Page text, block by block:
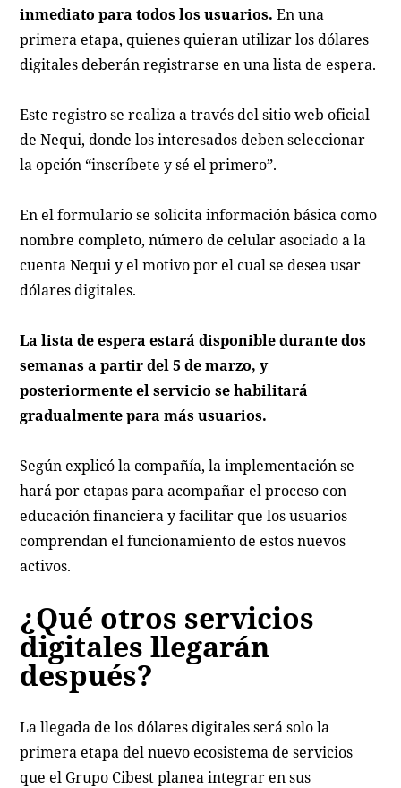
inmediato para todos los usuarios.En una
primera etapa, quienes quieran utilizar los dólares
digitales deberán registrarse en una lista de espera.
Este registro se realiza a través del sitio web oficial
de Nequi, donde los interesados deben seleccionar
la opción “inscríbete y sé el primero”.
En el formulario se solicita información básica como
nombre completo, número de celular asociado a la
cuenta Nequi y el motivo por el cual se desea usar
dólares digitales.
La lista de espera estará disponible durante dos
semanas a partir del 5 de marzo, y
posteriormente el servicio se habilitará
gradualmente para más usuarios.
Según explicó la compañía, la implementación se
hará por etapas para acompañar el proceso con
educación financiera y facilitar que los usuarios
comprendan el funcionamiento de estos nuevos
activos.
¿Qué otros servicios
digitales llegarán
después?
La llegada de los dólares digitales será solo la
primera etapa del nuevo ecosistema de servicios
que el Grupo Cibest planea integrar en sus